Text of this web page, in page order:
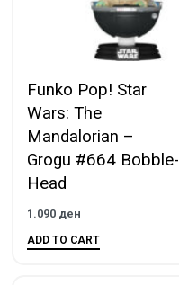
Funko Pop! Star
Wars: The
Mandalorian –
Grogu #664 Bobble-
Head
1.090 ден
ADD TO CART